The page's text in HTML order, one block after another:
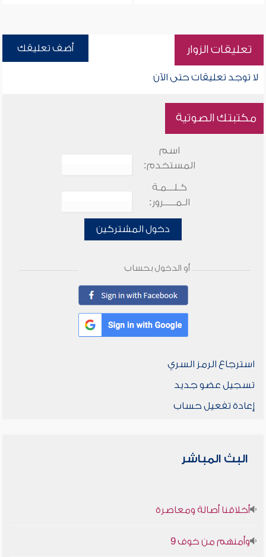
تعليقات الزوار أضف تعليقك
لا توجد تعليقات حتى الآن
مكتبتك الصوتية
اسم
المستخدم:
كـلـــمـة
الـمـــــرور:
دخول المشتركين
أو الدخول بحساب
استرجاع الرمز السري
تسجيل عضو جديد
إعادة تفعيل حساب
البث المباشر
أخلاقنا أصالة ومعاصرة
وأمنهم من خوف 9